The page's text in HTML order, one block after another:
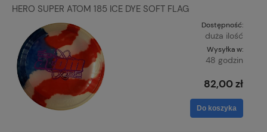
HERO SUPER ATOM 185 ICE DYE SOFT FLAG
Dostępność:
duża ilość
Wysyłka w:
48 godzin
82,00 zł
Do koszyka